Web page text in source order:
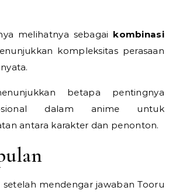
melihatnya sebagai kombinasi
kompleksitas perasaan
betapa pentingnya
dalam anime untuk
antara karakter dan penonton.
setelah mendengar jawaban Tooru